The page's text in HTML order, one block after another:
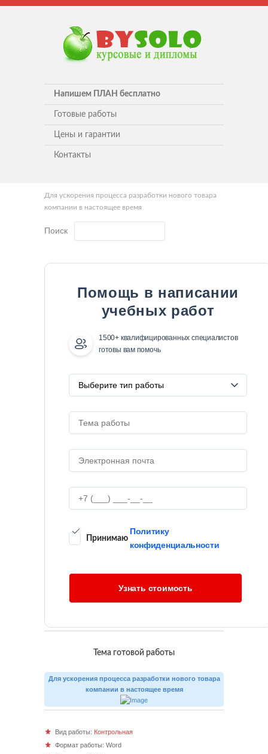
Напишем ПЛАН бесплатно
Готовые работы
Цены и гарантии
Контакты
Для ускорения процесса разработки нового товара
компании в настоящее время
Поиск
Помощь в написании
учебных работ
1500+ квалифицированных специалистов
готовы вам помочь
Принимаю
Политику
конфиденциальности
Тема готовой работы
Для ускорения процесса разработки нового товара
компании в настоящее время
Вид работы: Контрольная
Формат работы: Word